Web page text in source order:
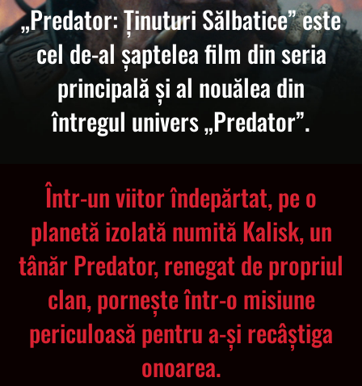
„Predator: Ținuturi Sălbatice” este
cel de-al șaptelea film din seria
principală și al nouălea din
întregul univers „Predator”.
Într-un viitor îndepărtat, pe o
planetă izo­lată numită Kalisk, un
tânăr Predator, renegat de propriul
clan, pornește într-o misiune
periculoasă pentru a-și recâștiga
onoarea.